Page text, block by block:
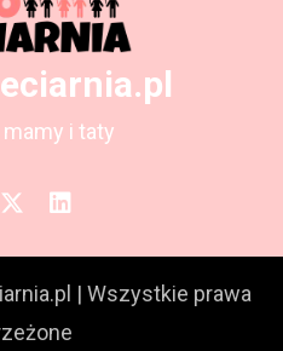
mamy i taty
| Wszystkie prawa